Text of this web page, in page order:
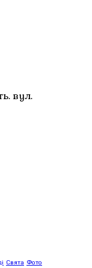
вул.
Свята Фото